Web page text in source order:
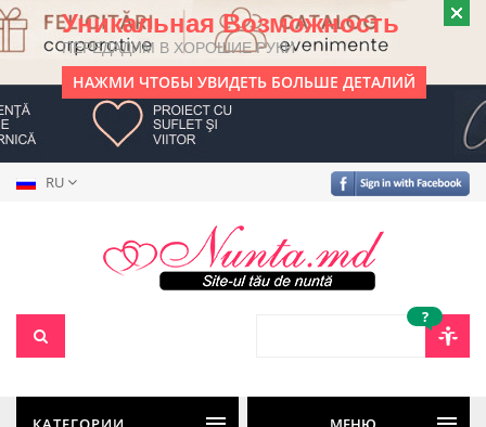
Уникальная Возможность
ПЕРЕДАДИМ В ХОРОШИЕ РУКИ
НАЖМИ ЧТОБЫ УВИДЕТЬ БОЛЬШЕ ДЕТАЛИЙ
RU
?